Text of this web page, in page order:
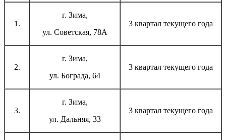
1.
г. Зима,
ул. Советская, 78А
3 квартал текущего года
2.
г. Зима,
ул. Бограда, 64
3 квартал текущего года
3.
г. Зима,
ул. Дальняя, 33
3 квартал текущего года